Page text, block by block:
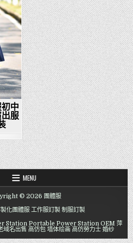
中
服
MENU
© 2026 團體服
化團體服 工作服訂製 制服訂製
Station Portable Power Station OEM 萍
域名出售 高仿包 墙体绘画 高仿勞力士 婚纱